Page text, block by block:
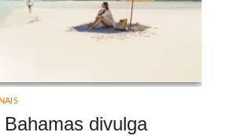
divulga